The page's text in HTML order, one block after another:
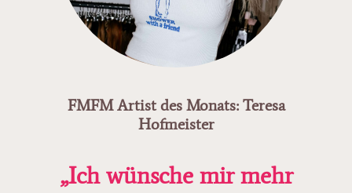
FMFM Artist des Monats: Teresa
Hofmeister
„Ich wünsche mir mehr